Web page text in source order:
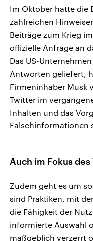
Im Oktober hatte die
zahlreichen
Beiträge zum Krieg
offizielle Anfrage an
Das US-
Antworten geliefert,
Firmeninhaber Musk
Twitter im
Inhalten und das
Falschinformationen
Auch im Fokus
Zudem geht es um
sind Praktiken, mit
die Fähigkeit der
informierte Auswahl
maßgeblich verzerrt